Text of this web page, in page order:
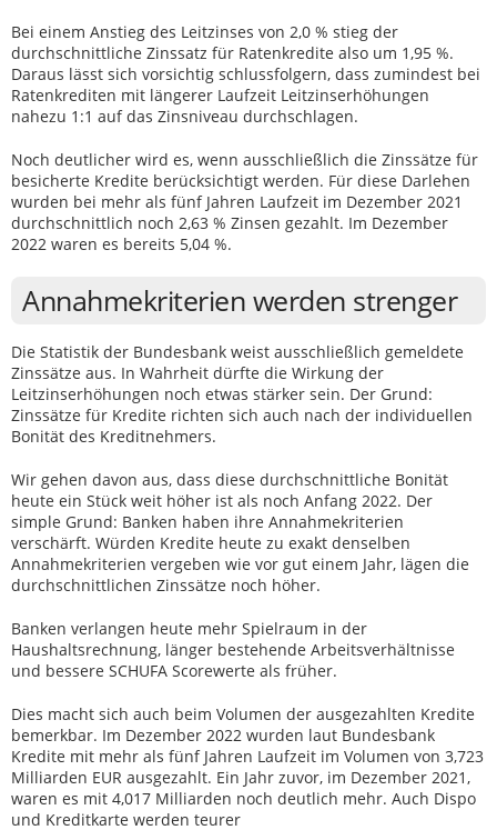
Bei einem Anstieg des Leitzinses von 2,0 % stieg der
durchschnittliche Zinssatz für Ratenkredite also um 1,95 %.
Daraus lässt sich vorsichtig schlussfolgern, dass zumindest bei
Ratenkrediten mit längerer Laufzeit Leitzinserhöhungen
nahezu 1:1 auf das Zinsniveau durchschlagen.
Noch deutlicher wird es, wenn ausschließlich die Zinssätze für
besicherte Kredite berücksichtigt werden. Für diese Darlehen
wurden bei mehr als fünf Jahren Laufzeit im Dezember 2021
durchschnittlich noch 2,63 % Zinsen gezahlt. Im Dezember
2022 waren es bereits 5,04 %.
Annahmekriterien werden strenger
Die Statistik der Bundesbank weist ausschließlich gemeldete
Zinssätze aus. In Wahrheit dürfte die Wirkung der
Leitzinserhöhungen noch etwas stärker sein. Der Grund:
Zinssätze für Kredite richten sich auch nach der individuellen
Bonität des Kreditnehmers.
Wir gehen davon aus, dass diese durchschnittliche Bonität
heute ein Stück weit höher ist als noch Anfang 2022. Der
simple Grund: Banken haben ihre Annahmekriterien
verschärft. Würden Kredite heute zu exakt denselben
Annahmekriterien vergeben wie vor gut einem Jahr, lägen die
durchschnittlichen Zinssätze noch höher.
Banken verlangen heute mehr Spielraum in der
Haushaltsrechnung, länger bestehende Arbeitsverhältnisse
und bessere SCHUFA Scorewerte als früher.
Dies macht sich auch beim Volumen der ausgezahlten Kredite
bemerkbar. Im Dezember 2022 wurden laut Bundesbank
Kredite mit mehr als fünf Jahren Laufzeit im Volumen von 3,723
Milliarden EUR ausgezahlt. Ein Jahr zuvor, im Dezember 2021,
waren es mit 4,017 Milliarden noch deutlich mehr. Auch Dispo
und Kreditkarte werden teurer